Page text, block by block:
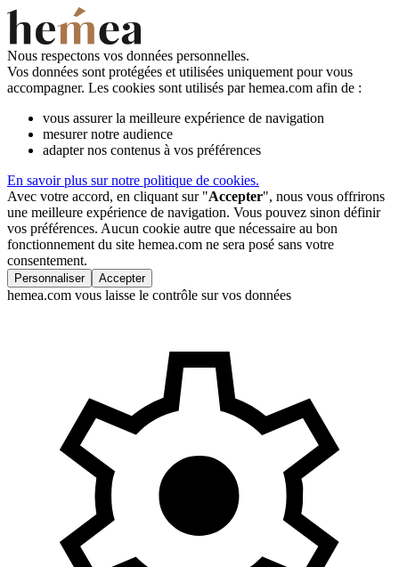
Nous respectons vos données personnelles.
Vos données sont protégées et utilisées uniquement pour vous
accompagner. Les cookies sont utilisés par hemea.com afin de :
vous assurer la meilleure expérience de navigation
mesurer notre audience
adapter nos contenus à vos préférences
En savoir plus sur notre politique de cookies.
Avec votre accord, en cliquant sur "Accepter", nous vous offrirons
une meilleure expérience de navigation. Vous pouvez sinon définir
vos préférences. Aucun cookie autre que nécessaire au bon
fonctionnement du site hemea.com ne sera posé sans votre
consentement.
Personnaliser Accepter
hemea.com vous laisse le contrôle sur vos données